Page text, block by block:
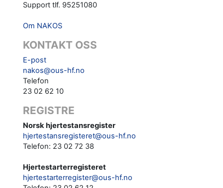
Support tlf. 95251080
Om NAKOS
KONTAKT OSS
E-post
nakos@ous-hf.no
Telefon
23 02 62 10
REGISTRE
Norsk hjertestansregister
hjertestansregisteret@ous-hf.no
Telefon: 23 02 72 38
Hjertestarterregisteret
hjertestarterregister@ous-hf.no